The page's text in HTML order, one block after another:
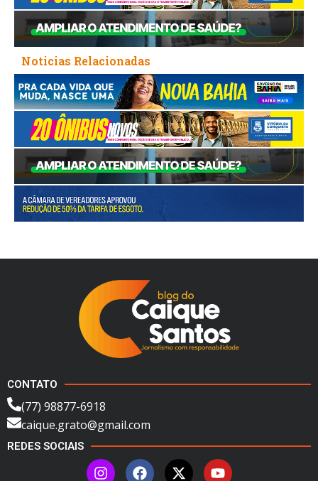
Noticias Relacionadas
CONTATO
(77) 98877-6918
caique.grato@gmail.com
REDES SOCIAIS